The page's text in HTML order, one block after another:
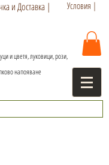
и Доставка | Условия |
и цветя, луковици, рози,
напояване